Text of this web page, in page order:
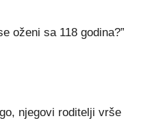
oženi sa 118 godina?”
njegovi roditelji vrše